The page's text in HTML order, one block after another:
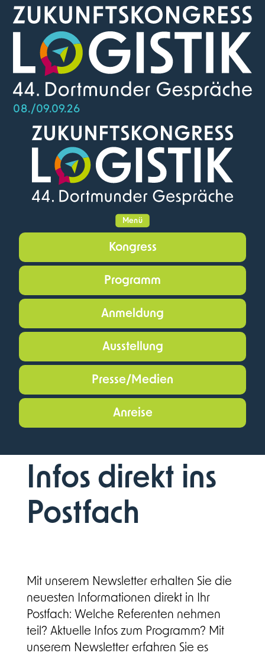
08./09.09.26
Menü
Kongress
Programm
Anmeldung
Ausstellung
Presse/Medien
Anreise
Newsletter
Infos direkt ins
Postfach
Mit unserem Newsletter erhalten Sie die
neuesten Informationen direkt in Ihr
Postfach: Welche Referenten nehmen
teil? Aktuelle Infos zum Programm? Mit
unserem Newsletter erfahren Sie es